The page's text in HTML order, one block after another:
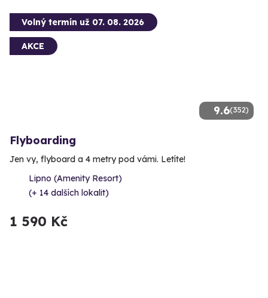
9.6(352)
Volný termín už 07. 08. 2026
AKCE
Flyboarding
Jen vy, flyboard a 4 metry pod vámi. Letíte!
Lipno (Amenity Resort)
(+ 14 dalších lokalit)
1 590 Kč